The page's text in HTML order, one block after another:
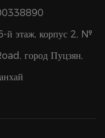
й этаж, корпус 2, №
город Пуцзян,